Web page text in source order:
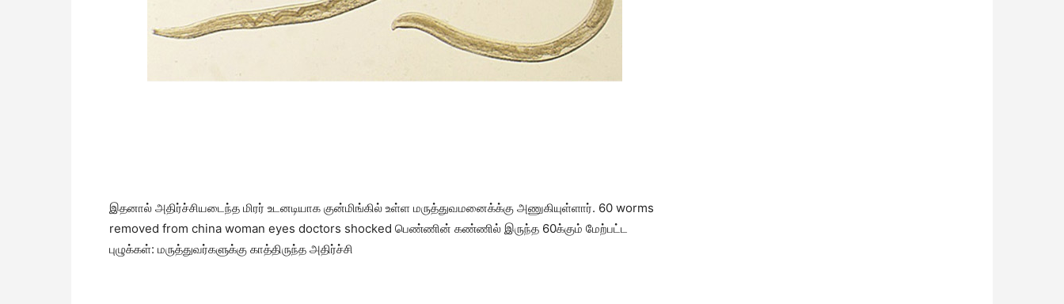
இதனால் அதிர்ச்சியடைந்த மிரர் உடனடியாக குன்மிங்கில் உள்ள மருத்துவமனைக்க்கு அணுகியுள்ளார். 60 worms
removed from china woman eyes doctors shocked பெண்ணின் கண்ணில் இருந்த 60க்கும் மேற்பட்ட
புழுக்கள்: மருத்துவர்களுக்கு காத்திருந்த அதிர்ச்சி